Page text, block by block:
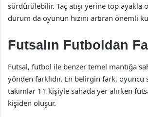
sürdürülebilir. Taç atışı yerine top ayakla
durum da oyunun hızını artıran önemli
Futsalın Futboldan
Futsal, futbol ile benzer temel mantığa
yönden farklıdır. En belirgin fark, oyuncu
takımlar 11 kişiyle sahada yer alırken
kişiden oluşur.